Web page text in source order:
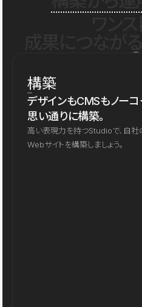
構築
デザインもCMSもノーコ
思い通りに構築。
高い表現力を持つStudioで、自社
Webサイトを構築しましょう。